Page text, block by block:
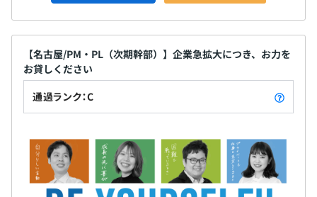
【名古屋/PM・PL（次期幹部）】企業急拡大につき、お力を
お貸しください
通過ランク：C